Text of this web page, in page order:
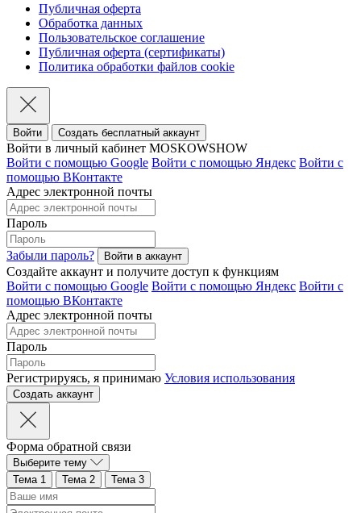
Публичная оферта
Обработка данных
Пользовательское соглашение
Публичная оферта (сертификаты)
Политика обработки файлов cookie
Войти Создать бесплатный аккаунт
Войти в личный кабинет MOSKOWSHOW
Войти с помощью Google Войти с помощью Яндекс Войти с
помощью ВКонтакте
Адрес электронной почты
Пароль
Забыли пароль?
Создайте аккаунт и получите доступ к функциям
Войти с помощью Google Войти с помощью Яндекс Войти с
помощью ВКонтакте
Адрес электронной почты
Пароль
Регистрируясь, я принимаю Условия использования
Форма обратной связи
Выберите тему
Тема 1
Тема 2 Тема 3